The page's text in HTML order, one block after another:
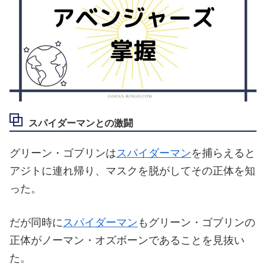
スパイダーマンとの激闘
グリーン・ゴブリンはスパイダーマンを捕らえると
アジトに連れ帰り、マスクを脱がしてその正体を知
った。
だが同時にスパイダーマン もグリーン・ゴブリンの
正体がノーマン・オズボーンであることを見抜い
た。